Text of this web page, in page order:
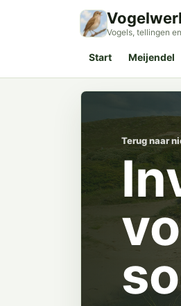
Vogels, tellingen
Start Meijendel
Terug naar